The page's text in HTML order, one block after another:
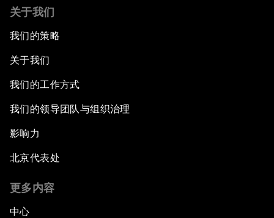
关于我们
我们的策略
关于我们
我们的工作方式
我们的领导团队与组织治理
影响力
北京代表处
更多内容
中心